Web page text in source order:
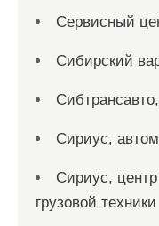
Сервисный
Сибирский
Сириус,
Сириус, центр
грузовой техники